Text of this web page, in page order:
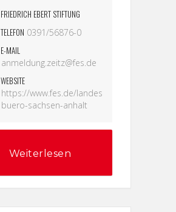
FRIEDRICH EBERT STIFTUNG
TELEFON 0391/56876-0
E-MAIL
anmeldung.zeitz@fes.de
WEBSITE
https://www.fes.de/landes
buero-sachsen-anhalt
Weiterlesen